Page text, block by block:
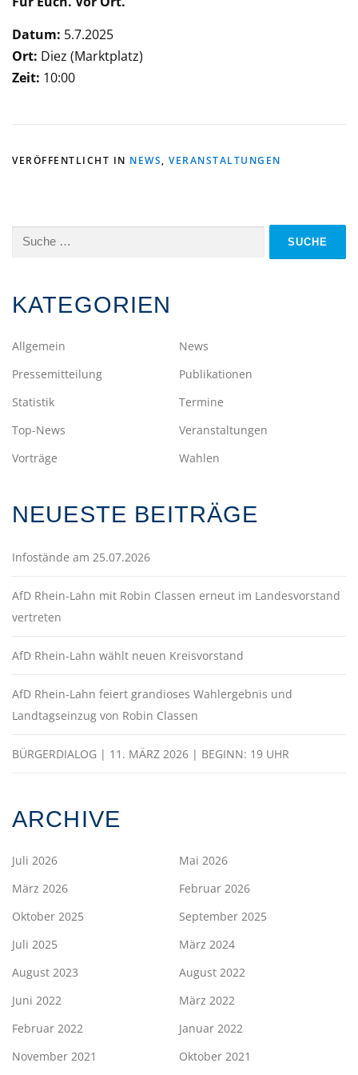
Datum: 5.7.2025
Ort: Diez (Marktplatz)
Zeit: 10:00
VERÖFFENTLICHT IN NEWS, VERANSTALTUNGEN
Suche
KATEGORIEN
Allgemein
News
Pressemitteilung
Publikationen
Statistik
Termine
Top-News
Veranstaltungen
Vorträge
Wahlen
NEUESTE BEITRÄGE
Infostände am 25.07.2026
AfD Rhein-Lahn mit Robin Classen erneut im Landesvorstand
vertreten
AfD Rhein-Lahn wählt neuen Kreisvorstand
AfD Rhein-Lahn feiert grandioses Wahlergebnis und
Landtagseinzug von Robin Classen
BÜRGERDIALOG | 11. MÄRZ 2026 | BEGINN: 19 UHR
ARCHIVE
Juli 2026
Mai 2026
März 2026
Februar 2026
Oktober 2025
September 2025
Juli 2025
März 2024
August 2023
August 2022
Juni 2022
März 2022
Februar 2022
Januar 2022
November 2021
Oktober 2021